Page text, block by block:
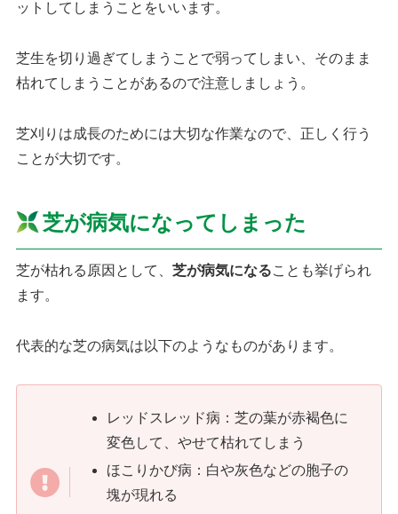
ットしてしまうことをいいます。
芝生を切り過ぎてしまうことで弱ってしまい、そのまま
枯れてしまうことがあるので注意しましょう。
芝刈りは成長のためには大切な作業なので、正しく行う
ことが大切です。
芝が病気になってしまった
芝が枯れる原因として、芝が病気になることも挙げられ
ます。
代表的な芝の病気は以下のようなものがあります。
レッドスレッド病：芝の葉が赤褐色に
変色して、やせて枯れてしまう
ほこりかび病：白や灰色などの胞子の
塊が現れる